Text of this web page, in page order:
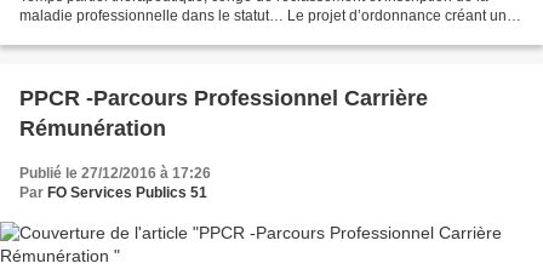
maladie professionnelle dans le statut… Le projet d’ordonnance créant un
PPCR -Parcours Professionnel Carrière
Rémunération
Publié le 27/12/2016 à 17:26
Par FO Services Publics 51